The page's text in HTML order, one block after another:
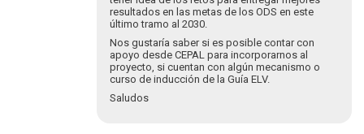
resultados en las metas de los ODS en este
último tramo al 2030.
Nos gustaría saber si es posible contar con
apoyo desde CEPAL para incorporarnos al
proyecto, si cuentan con algún mecanismo o
curso de inducción de la Guía ELV.
Saludos